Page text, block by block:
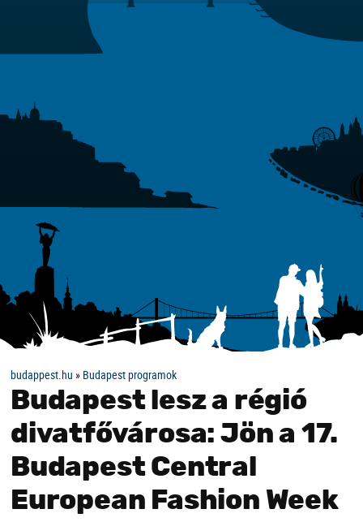
budappest.hu » Budapest programok
Budapest lesz a régió
divatfővárosa: Jön a 17.
Budapest Central
European Fashion Week